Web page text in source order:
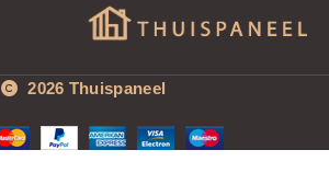
2026 Thuispaneel